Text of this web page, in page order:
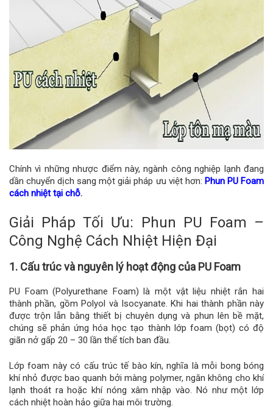
Chính vì những nhược điểm này, ngành công nghiệp lạnh đang
dần chuyển dịch sang một giải pháp ưu việt hơn: Phun PU Foam
cách nhiệt tại chỗ.
Giải Pháp Tối Ưu: Phun PU Foam –
Công Nghệ Cách Nhiệt Hiện Đại
1. Cấu trúc và nguyên lý hoạt động của PU Foam
PU Foam (Polyurethane Foam) là một vật liệu nhiệt rắn hai
thành phần, gồm Polyol và Isocyanate. Khi hai thành phần này
được trộn lẫn bằng thiết bị chuyên dụng và phun lên bề mặt,
chúng sẽ phản ứng hóa học tạo thành lớp foam (bọt) có độ
giãn nở gấp 20 – 30 lần thể tích ban đầu.
Lớp foam này có cấu trúc tế bào kín, nghĩa là mỗi bong bóng
khí nhỏ được bao quanh bởi màng polymer, ngăn không cho khí
lạnh thoát ra hoặc khí nóng xâm nhập vào. Nó như một lớp
cách nhiệt hoàn hảo giữa hai môi trường.